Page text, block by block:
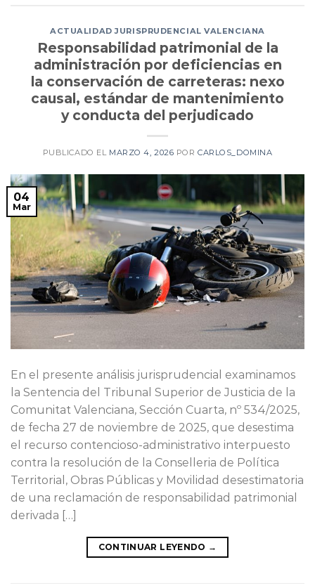
ACTUALIDAD JURISPRUDENCIAL VALENCIANA
Responsabilidad patrimonial de la
administración por deficiencias en
la conservación de carreteras: nexo
causal, estándar de mantenimiento
y conducta del perjudicado
PUBLICADO EL MARZO 4, 2026 PORCARLOS_DOMINA
04
Mar
En el presente análisis jurisprudencial examinamos
la Sentencia del Tribunal Superior de Justicia de la
Comunitat Valenciana, Sección Cuarta, nº 534/2025,
de fecha 27 de noviembre de 2025, que desestima
el recurso contencioso-administrativo interpuesto
contra la resolución de la Conselleria de Política
Territorial, Obras Públicas y Movilidad desestimatoria
de una reclamación de responsabilidad patrimonial
derivada […]
CONTINUAR LEYENDO →